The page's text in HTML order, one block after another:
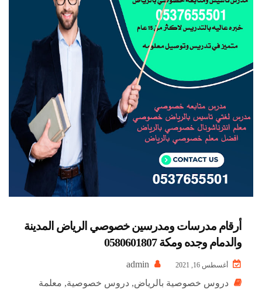
أرقام مدرسات ومدرسين خصوصي الرياض المدينة
والدمام وجده ومكة 0580601807
أغسطس 16, 2021
دروس خصوصية بالرياض, دروس خصوصية, معلمة